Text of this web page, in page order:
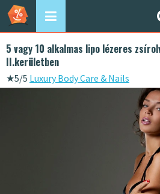
5 vagy 10 alkalmas lipo lézeres
II.kerületben
★5/5 Luxury Body Care & Nails